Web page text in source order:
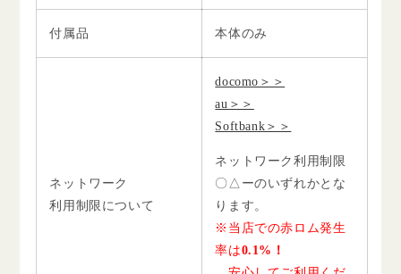
付属品 本体のみ
ネットワーク
利用制限について
docomo＞＞
au＞＞
Softbank＞＞
ネットワーク利用制限
〇△ーのいずれかとな
ります。
※当店での赤ロム発生
率は0.1%！